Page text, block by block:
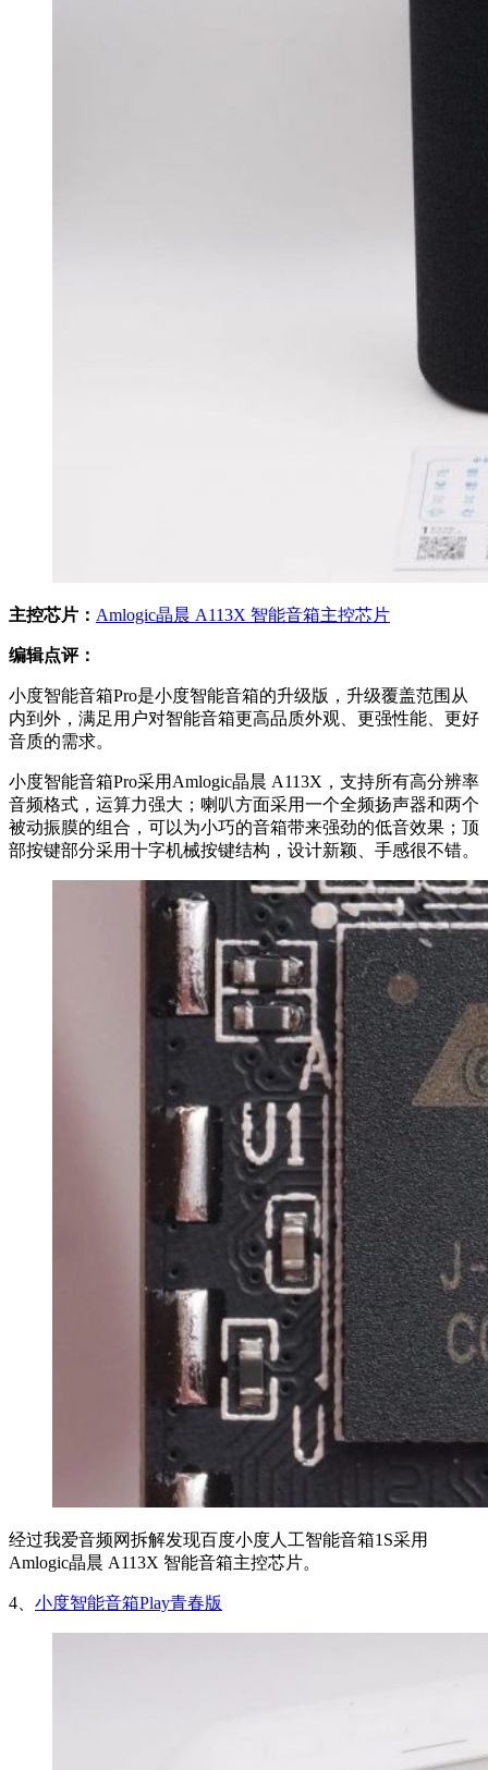
主控芯片： Amlogic晶晨 A113X 智能音箱主控芯片
编辑点评：
小度智能音箱Pro是小度智能音箱的升级版，升级覆盖范围从
内到外，满足用户对智能音箱更高品质外观、更强性能、更好
音质的需求。
小度智能音箱Pro采用Amlogic晶晨 A113X，支持所有高分辨率
音频格式，运算力强大；喇叭方面采用一个全频扬声器和两个
被动振膜的组合，可以为小巧的音箱带来强劲的低音效果；顶
部按键部分采用十字机械按键结构，设计新颖、手感很不错。
经过我爱音频网拆解发现百度小度人工智能音箱1S采用
Amlogic晶晨 A113X 智能音箱主控芯片。
4、 小度智能音箱Play青春版